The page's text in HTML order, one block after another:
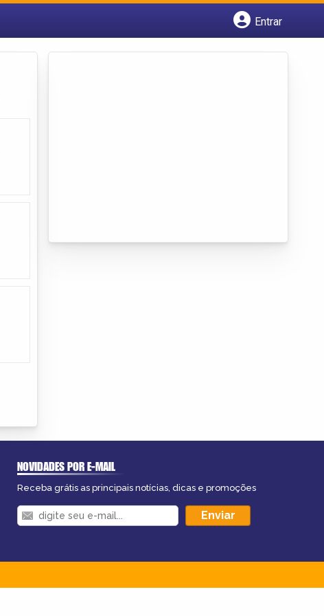
Entrar
NOVIDADES POR E-MAIL
Receba grátis as principais notícias, dicas e promoções